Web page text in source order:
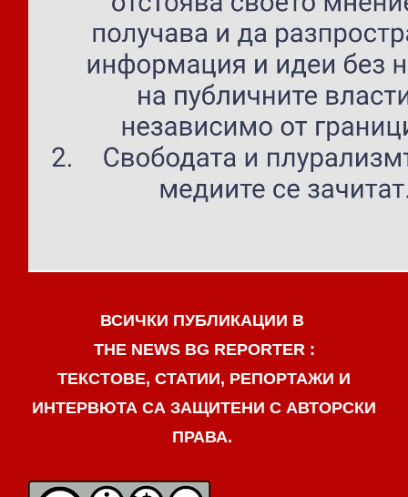
ВСИЧКИ ПУБЛИКАЦИИ В
THE NEWS BG REPORTER :
ТЕКСТОВЕ, СТАТИИ, РЕПОРТАЖИ И
ИНТЕРВЮТА СА ЗАЩИТЕНИ С АВТОРСКИ
ПРАВА.